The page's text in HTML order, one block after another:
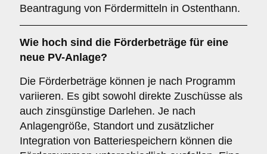
Beantragung von Fördermitteln in Ostenthann.
Wie hoch sind die Förderbeträge für eine
neue PV-Anlage?
Die Förderbeträge können je nach Programm
variieren. Es gibt sowohl direkte Zuschüsse als
auch zinsgünstige Darlehen. Je nach
Anlagengröße, Standort und zusätzlicher
Integration von Batteriespeichern können die